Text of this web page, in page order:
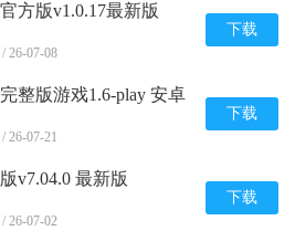
方版v1.0.17最新版
26-07-08
下载
整版游戏1.6-play 安卓
26-07-21
下载
v7.04.0 最新版
26-07-02
下载